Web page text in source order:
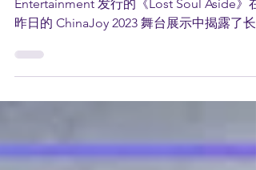
由 Ultizero Games 开发，Sony Interactive
Entertainment 发行的《Lost Soul Aside》在
昨日的 ChinaJoy 2023 舞台展示中揭露了长
23分钟的实机画面及最新预告片。 官方借助